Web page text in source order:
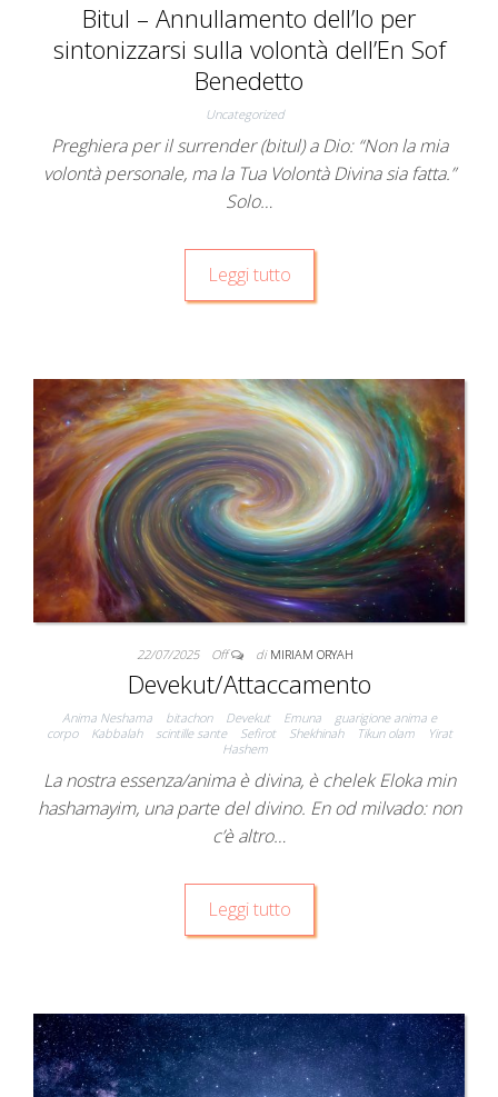
Bitul – Annullamento dell’Io per
sintonizzarsi sulla volontà dell’En Sof
Benedetto
Uncategorized
Preghiera per il surrender (bitul) a Dio: “Non la mia
volontà personale, ma la Tua Volontà Divina sia fatta.”
Solo…
Leggi tutto
22/07/2025 Off di MIRIAM ORYAH
Devekut/Attaccamento
Anima Neshama bitachon Devekut Emuna
guarigione anima e
corpo
Kabbalah scintille sante Sefirot Shekhinah Tikun olam
Yirat
Hashem
La nostra essenza/anima è divina, è chelek Eloka min
hashamayim, una parte del divino. En od milvado: non
c’è altro…
Leggi tutto